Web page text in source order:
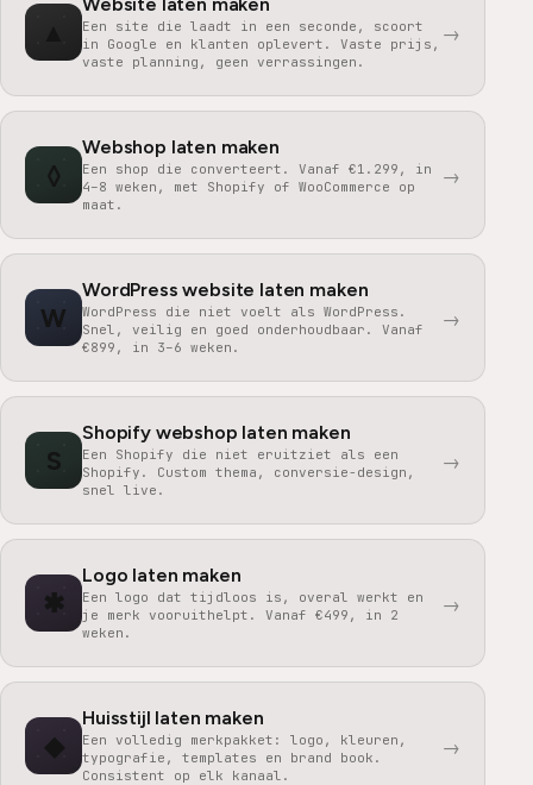
Een site die laadt in een seconde, scoort
in Google en klanten oplevert. Vaste prijs,
vaste planning, geen verrassingen.
→
◊
Webshop laten maken
Een shop die converteert. Vanaf €1.299, in
4–8 weken, met Shopify of WooCommerce op
maat.
→
W
WordPress website laten maken
WordPress die niet voelt als WordPress.
Snel, veilig en goed onderhoudbaar. Vanaf
€899, in 3–6 weken.
→
S
Shopify webshop laten maken
Een Shopify die niet eruitziet als een
Shopify. Custom thema, conversie-design,
snel live.
→
✱
Logo laten maken
Een logo dat tijdloos is, overal werkt en
je merk vooruithelpt. Vanaf €499, in 2
weken.
→
◆
Huisstijl laten maken
Een volledig merkpakket: logo, kleuren,
typografie, templates en brand book.
Consistent op elk kanaal.
→